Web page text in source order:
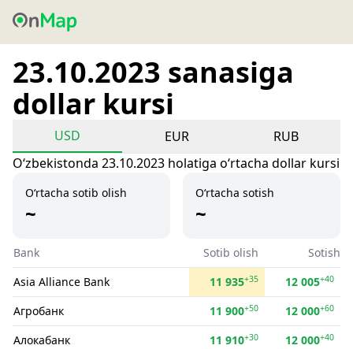
23.10.2023 sanasiga
dollar kursi
USD EUR
RUB
Oʻzbekistonda 23.10.2023 holatiga oʻrtacha dollar kursi
O‘rtacha sotib olish
~
O‘rtacha sotish
~
Bank Sotib olish
Sotish
Asia Alliance Bank
11 935+35 12 005+40
Агробанк 11 900+50 12 000+60
Алокабанк 11 910+30 12 000+40